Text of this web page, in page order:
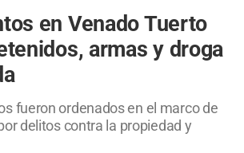
en Venado Tuerto
armas y droga
fueron ordenados en el marco de
delitos contra la propiedad y